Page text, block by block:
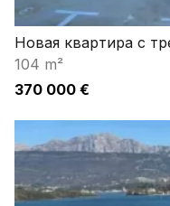
Новая квартира с
104 m²
370 000 €